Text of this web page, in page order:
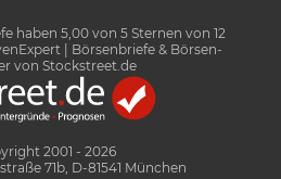
haben 5,00von 5Sternen von 12
| Börsenbriefe & Börsen-
von Stockstreet.de
2001 - 2026
71b, D-81541 München